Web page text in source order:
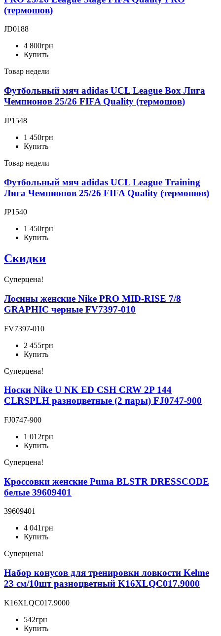
(термошов)
JD0188
4 800грн
Купить
Товар недели
Футбольный мяч adidas UCL League Box Лига
Чемпионов 25/26 FIFA Quality (термошов)
JP1548
1 450грн
Купить
Товар недели
Футбольный мяч adidas UCL League Training
Лига Чемпионов 25/26 FIFA Quality (термошов)
JP1540
1 450грн
Купить
Скидки
Суперцена!
Лосины женские Nike PRO MID-RISE 7/8
GRAPHIC черные FV7397-010
FV7397-010
2 455грн
Купить
Суперцена!
Носки Nike U NK ED CSH CRW 2P 144
CLRSPLH разноцветные (2 пары) FJ0747-900
FJ0747-900
1 012грн
Купить
Суперцена!
Кроссовки женские Puma BLSTR DRESSCODE
белые 39609401
39609401
4 041грн
Купить
Суперцена!
Набор конусов для тренировки ловкости Kelme
23 см/10шт разноцветный K16XLQC017.9000
K16XLQC017.9000
542грн
Купить